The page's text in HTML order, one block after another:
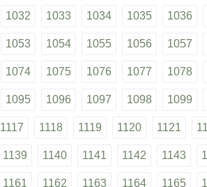
1032 1033 1034 1035 1036
1053 1054 1055 1056 1057
1074 1075 1076 1077 1078
1095 1096 1097 1098 1099
1117 1118 1119 1120 1121
1139 1140 1141 1142 1143
1161 1162 1163 1164 1165